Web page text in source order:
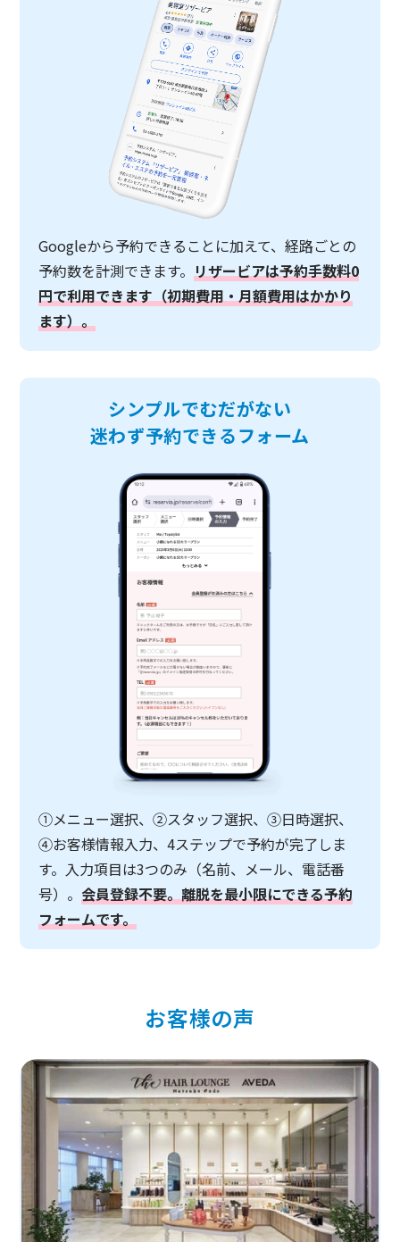
Googleから予約できることに加えて、経路ごとの
予約数を計測できます。 リザービアは予約手数料0
円で利用できます（初期費用・月額費用はかかり
ます）。
シンプルでむだがない
迷わず予約できるフォーム
①メニュー選択、②スタッフ選択、③日時選択、
④お客様情報入力、4ステップで予約が完了しま
す。入力項目は3つのみ（名前、メール、電話番
号）。 会員登録不要。離脱を最小限にできる予約
フォームです。
お客様の声